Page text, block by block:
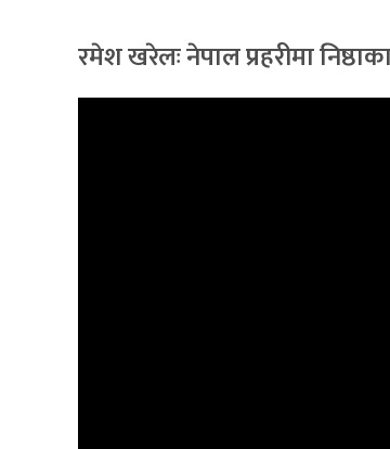
रमेश खरेलः नेपाल प्रहरीमा